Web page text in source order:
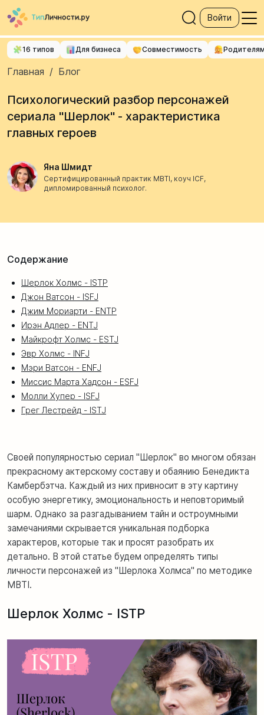
Войти
16 типов Для бизнеса Совместимость
Главная / Блог
Психологический разбор персонажей
сериала "Шерлок" - характеристика
главных героев
Яна Шмидт
Сертифицированный практик MBTI, коуч ICF,
дипломированный психолог.
Содержание
Шерлок Холмс - ISTP
Джон Ватсон - ISFJ
Джим Мориарти - ENTP
Ирэн Адлер - ENTJ
Майкрофт Холмс - ESTJ
Эвр Холмс - INFJ
Мэри Ватсон - ENFJ
Миссис Марта Хадсон - ESFJ
Молли Хупер - ISFJ
Грег Лестрейд - ISTJ
Своей популярностью сериал "Шерлок" во многом обязан
прекрасному актерскому составу и обаянию Бенедикта
Камбербэтча. Каждый из них привносит в эту картину
особую энергетику, эмоциональность и неповторимый
шарм. Однако за разгадыванием тайн и остроумными
замечаниями скрывается уникальная подборка
характеров, которые так и просят разобрать их
детально. В этой статье будем определять типы
личности персонажей из "Шерлока Холмса" по методике
MBTI.
Шерлок Холмс - ISTP